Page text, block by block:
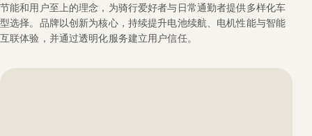
节能和用户至上的理念，为骑行爱好者与日常通勤者提供多样化车
型选择。品牌以创新为核心，持续提升电池续航、电机性能与智能
互联体验，并通过透明化服务建立用户信任。